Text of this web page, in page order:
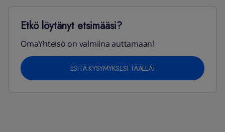
Etkö löytänyt etsimääsi?
OmaYhteisö on valmiina auttamaan!
ESITÄ KYSYMYKSESI TÄÄLLÄ!